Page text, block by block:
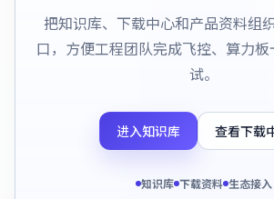
把知识库、下载中心和产品资料组
口，方便工程团队完成飞控、算力
试。
进入知识库 查看下载
知识库 下载资料 生态接入